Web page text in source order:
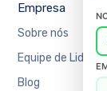
Empresa
Sobre nós
Equipe de
Blog